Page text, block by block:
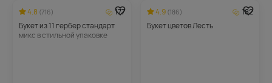
4.8 (716)
177
Букет из 11 гербер стандарт
микс в стильной упаковке
4.9 (186)
182
Букет цветов Лесть